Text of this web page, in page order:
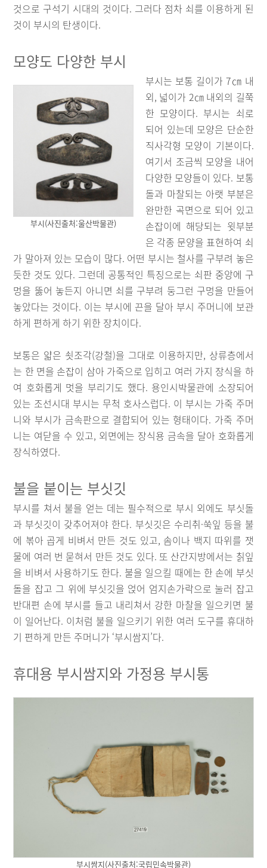
것으로 구석기 시대의 것이다. 그러다 점차 쇠를 이용하게 된
것이 부시의 탄생이다.
모양도 다양한 부시
부시(사진출처:울산박물관)
부시는 보통 길이가 7㎝ 내
외, 넓이가 2㎝ 내외의 길쭉
한 모양이다. 부시는 쇠로
되어 있는데 모양은 단순한
직사각형 모양이 기본이다.
여기서 조금씩 모양을 내어
다양한 모양들이 있다. 보통
돌과 마찰되는 아랫 부분은
완만한 곡면으로 되어 있고
손잡이에 해당되는 윗부분
은 각종 문양을 표현하여 쇠
가 말아져 있는 모습이 많다. 어떤 부시는 철사를 구부려 놓은
듯한 것도 있다. 그런데 공통적인 특징으로는 쇠판 중앙에 구
멍을 뚫어 놓든지 아니면 쇠를 구부려 둥그런 구멍을 만들어
놓았다는 것이다. 이는 부시에 끈을 달아 부시 주머니에 보관
하게 편하게 하기 위한 장치이다.
보통은 얇은 쇳조각(강철)을 그대로 이용하지만, 상류층에서
는 한 면을 손잡이 삼아 가죽으로 입히고 여러 가지 장식을 하
여 호화롭게 멋을 부리기도 했다. 용인시박물관에 소장되어
있는 조선시대 부시는 무척 호사스럽다. 이 부시는 가죽 주머
니와 부시가 금속판으로 결합되어 있는 형태이다. 가죽 주머
니는 여닫을 수 있고, 외면에는 장식용 금속을 달아 호화롭게
장식하였다.
불을 붙이는 부싯깃
부시를 쳐서 불을 얻는 데는 필수적으로 부시 외에도 부싯돌
과 부싯깃이 갖추어져야 한다. 부싯깃은 수리취·쑥잎 등을 불
에 볶아 곱게 비벼서 만든 것도 있고, 솜이나 백지 따위를 잿
물에 여러 번 묻혀서 만든 것도 있다. 또 산간지방에서는 칡잎
을 비벼서 사용하기도 한다. 불을 일으킬 때에는 한 손에 부싯
돌을 잡고 그 위에 부싯깃을 얹어 엄지손가락으로 눌러 잡고
반대편 손에 부시를 들고 내리쳐서 강한 마찰을 일으키면 불
이 일어난다. 이처럼 불을 일으키기 위한 여러 도구를 휴대하
기 편하게 만든 주머니가 ‘부시쌈지’다.
휴대용 부시쌈지와 가정용 부시통
부시쌈지(사진출처:국립민속박물관)